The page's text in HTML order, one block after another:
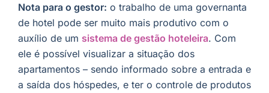
Nota para o gestor: o trabalho de uma governanta
de hotel pode ser muito mais produtivo com o
auxílio de um sistema de gestão hoteleira. Com
ele é possível visualizar a situação dos
apartamentos – sendo informado sobre a entrada e
a saída dos hóspedes, e ter o controle de produtos